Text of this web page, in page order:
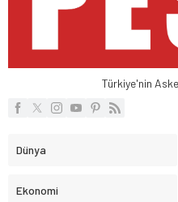
Türkiye'nin
Dünya
Ekonomi